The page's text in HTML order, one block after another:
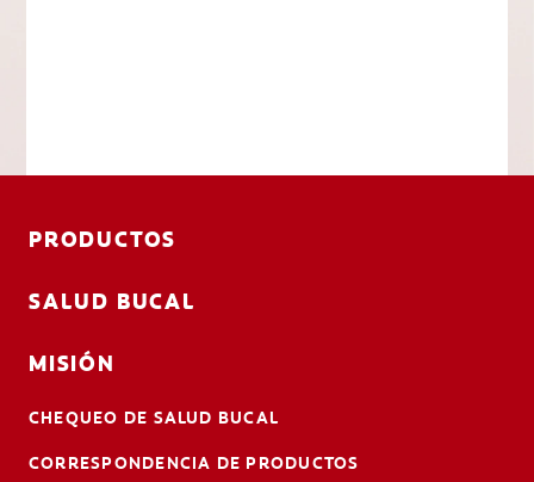
PRODUCTOS
SALUD BUCAL
MISIÓN
CHEQUEO DE SALUD BUCAL
CORRESPONDENCIA DE PRODUCTOS